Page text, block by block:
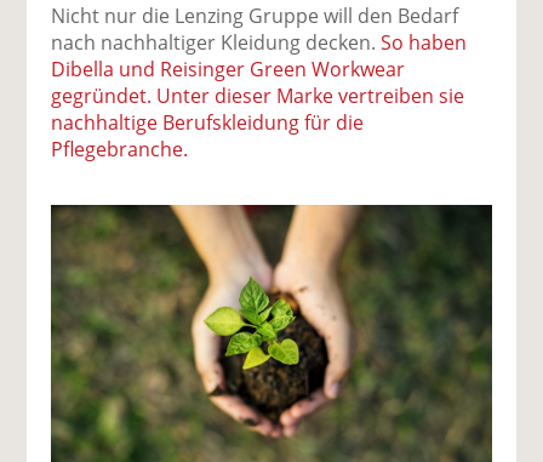
Nicht nur die Lenzing Gruppe will den Bedarf
nach nachhaltiger Kleidung decken.So haben
Dibella und Reisinger Green Workwear
gegründet. Unter dieser Marke vertreiben sie
nachhaltige Berufskleidung für die
Pflegebranche.